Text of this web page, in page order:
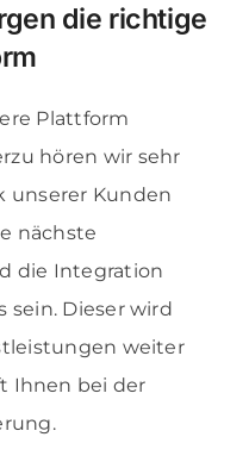
die richtige
Plattform
hören wir sehr
unserer Kunden
nächste
die Integration
sein. Dieser wird
weiter
Ihnen bei der